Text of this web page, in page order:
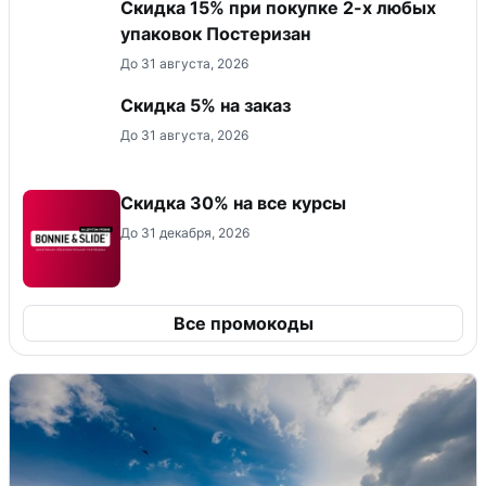
Скидка 15% при покупке 2-х любых
упаковок Постеризан
До 31 августа, 2026
Скидка 5% на заказ
До 31 августа, 2026
Скидка 30% на все курсы
До 31 декабря, 2026
Все промокоды